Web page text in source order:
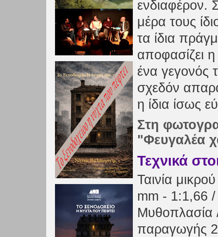
ενδιαφέρον.
μέρα τους
τα ίδια
αποφασίζει η
ένα γεγονός
σχεδόν
η ίδια ίσως
Στη
"Φευγαλέα
Τεχνικά
Ταινία
mm - 1:1,66
παραγωγής